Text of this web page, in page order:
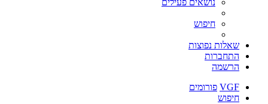
נושאים פעילים
חיפוש
שאלות נפוצות
התחברות
הרשמה
VGF פורומים
חיפוש